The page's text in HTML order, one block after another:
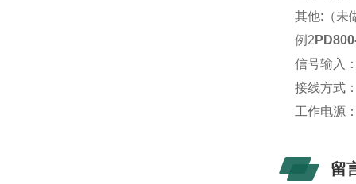
其他:（未
例2
信号输入
接线方式
工作电源
留